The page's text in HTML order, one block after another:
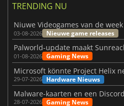
TRENDING NU
03-08-2026 Nieuwe game releases
01-08-2026 Gaming News
29-07-2026 Hardware Nieuws
28-07-2026 Gaming News